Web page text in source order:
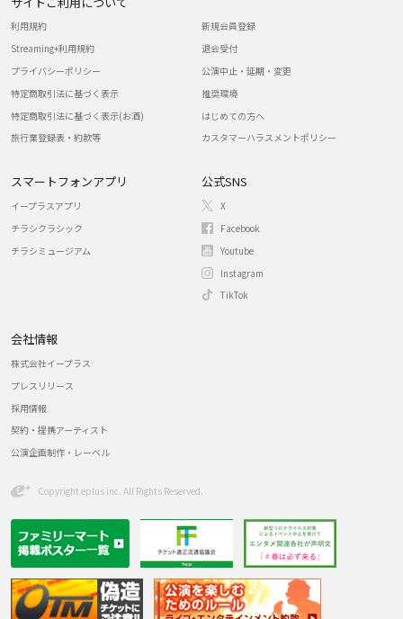
利用規約
Streaming+利用規約
プライバシーポリシー
特定商取引法に基づく表示
特定商取引法に基づく表示(お酒)
旅行業登録表・約款等
新規会員登録
退会受付
公演中止・延期・変更
推奨環境
はじめての方へ
カスタマーハラスメントポリシー
スマートフォンアプリ
イープラスアプリ
チラシクラシック
チラシミュージアム
公式SNS
X
Facebook
Youtube
Instagram
TikTok
会社情報
株式会社イープラス
プレスリリース
採用情報
契約・提携アーティスト
公演企画制作・レーベル
Copyright eplus inc. All Rights Reserved.